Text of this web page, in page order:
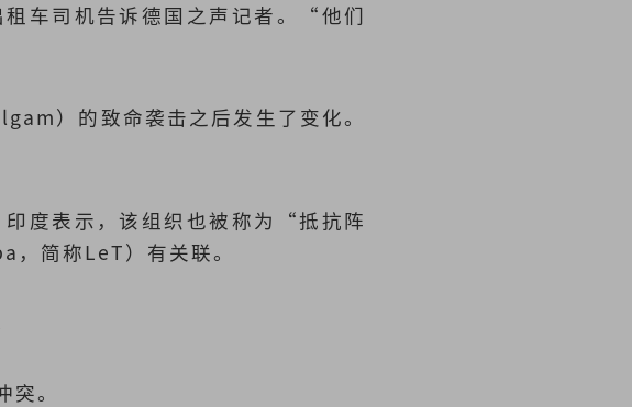
车司机告诉德国之声记者。“他们
）的致命袭击之后发生了变化。
度表示，该组织也被称为“抵抗阵
简称LeT）有关联。
。